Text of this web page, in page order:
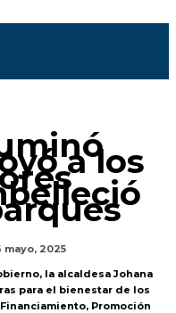
a los
mayo, 2025
la alcaldesa Johana
para el bienestar de los
Promoción